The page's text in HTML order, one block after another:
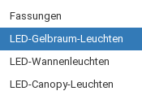
Fassungen
LED-Gelbraum-Leuchten
LED-Wannenleuchten
LED-Canopy-Leuchten